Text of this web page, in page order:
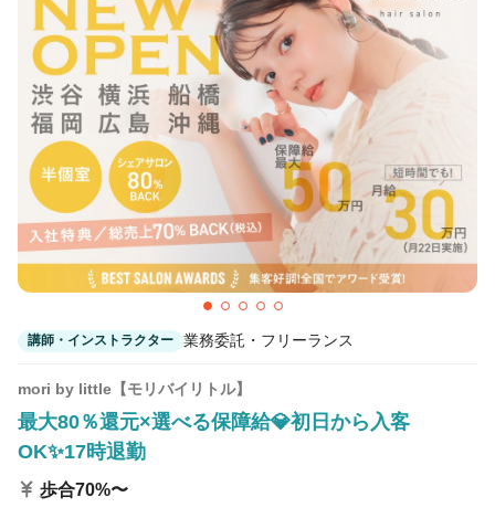
講師・インストラクター 業務委託・フリーランス
mori by little【モリバイリトル】
最大80％還元×選べる保障給💎初日から入客
OK✨17時退勤
歩合70%〜